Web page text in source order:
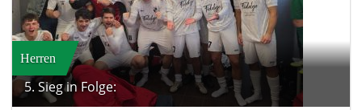
Herren
5. Sieg in Folge: